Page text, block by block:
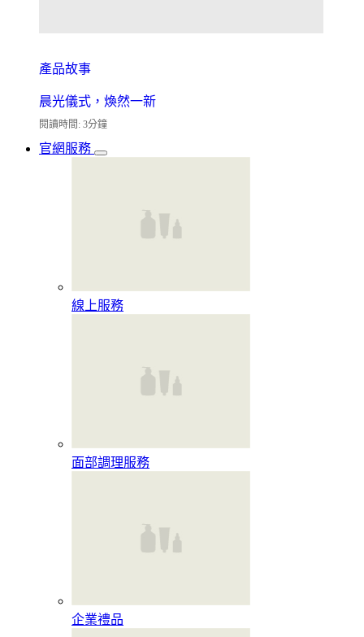
產品故事
晨光儀式，煥然一新
閱讀時間: 3分鐘
官網服務
線上服務
面部調理服務
企業禮品